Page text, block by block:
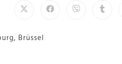
Brüssel